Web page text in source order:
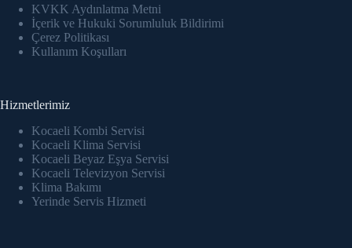
panel
panel
panel
panel
panel
KVKK Aydınlatma Metni
İçerik ve Hukuki Sorumluluk Bildirimi
Çerez Politikası
Kullanım Koşulları
Hizmetlerimiz
Kocaeli Kombi Servisi
Kocaeli Klima Servisi
Kocaeli Beyaz Eşya Servisi
Kocaeli Televizyon Servisi
Klima Bakımı
Yerinde Servis Hizmeti